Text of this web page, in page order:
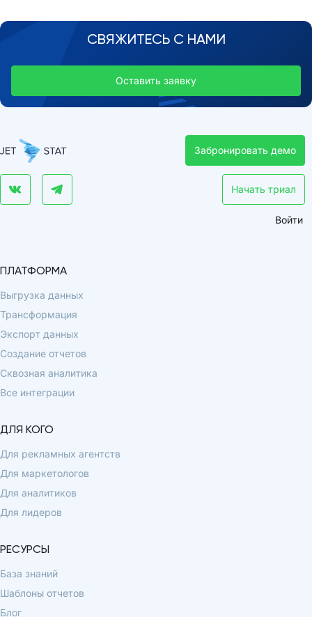
СВЯЖИТЕСЬ С НАМИ
Оставить заявку
Забронировать демо
Начать триал
Войти
ПЛАТФОРМА
Выгрузка данных
Трансформация
Экспорт данных
Создание отчетов
Сквозная аналитика
Все интеграции
ДЛЯ КОГО
Для рекламных агентств
Для маркетологов
Для аналитиков
Для лидеров
РЕСУРСЫ
База знаний
Шаблоны отчетов
Блог